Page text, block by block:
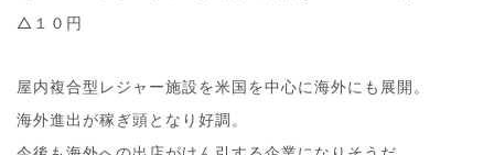
△１０円
屋内複合型レジャー施設を米国を中心に海外にも展開。
海外進出が稼ぎ頭となり好調。